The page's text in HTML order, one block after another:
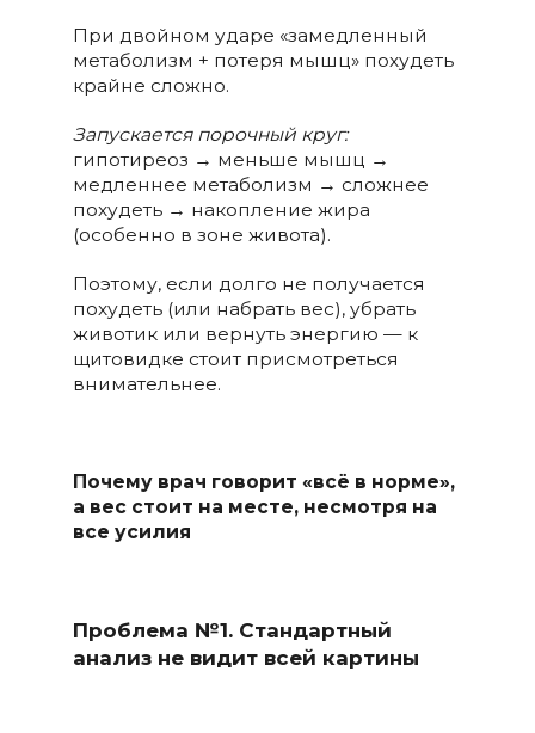
При двойном ударе «замедленный
метаболизм + потеря мышц» похудеть
крайне сложно.
Запускается порочный круг:
гипотиреоз → меньше мышц →
медленнее метаболизм → сложнее
похудеть → накопление жира
(особенно в зоне живота).
Поэтому, если долго не получается
похудеть (или набрать вес), убрать
животик или вернуть энергию — к
щитовидке стоит присмотреться
внимательнее.
Почему врач говорит «всё в норме»,
а вес стоит на месте, несмотря на
все усилия
Проблема №1. Стандартный
анализ не видит всей картины